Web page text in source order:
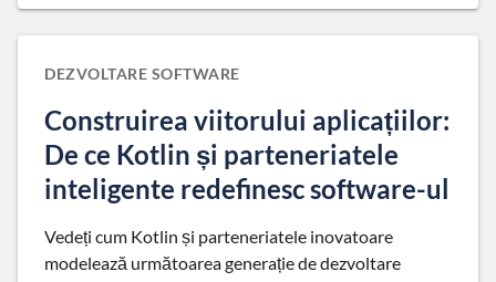
DEZVOLTARE SOFTWARE
Construirea viitorului aplicațiilor:
De ce Kotlin și parteneriatele
inteligente redefinesc software-ul
Vedeți cum Kotlin și parteneriatele inovatoare
modelează următoarea generație de dezvoltare